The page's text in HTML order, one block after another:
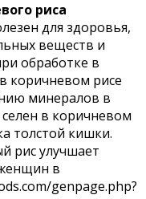
риса
для здоровья,
веществ и
обработке в
коричневом рисе
минералов в
в коричневом
толстой кишки.
рис улучшает
в
genpage.php?